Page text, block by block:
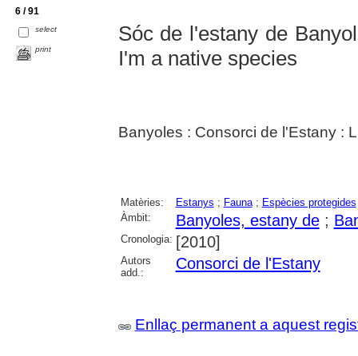
6 / 91
select
print
Sóc de l'estany de
I'm a native species
Banyoles : Consorci de l'Estany :
Matèries: Estanys ; Fauna; Espècies protegides
Àmbit:
Banyoles, estany de;
Cronologia: [2010]
Autors
add.:
Consorci de l'Estany
Enllaç permanent a aquest